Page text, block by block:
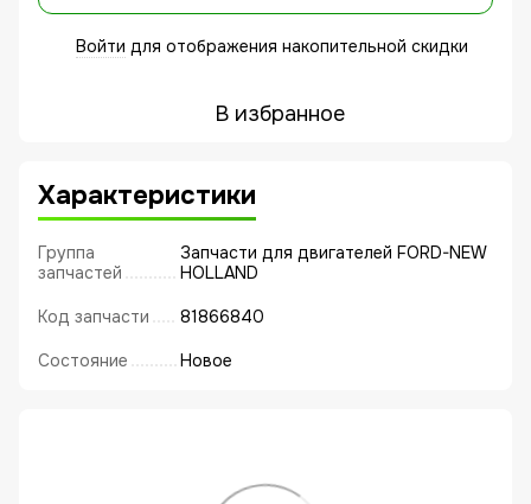
Войти для отображения накопительной скидки
В избранное
Характеристики
Группа
запчастей
Запчасти для двигателей FORD-NEW
HOLLAND
Код запчасти 81866840
Состояние Новое